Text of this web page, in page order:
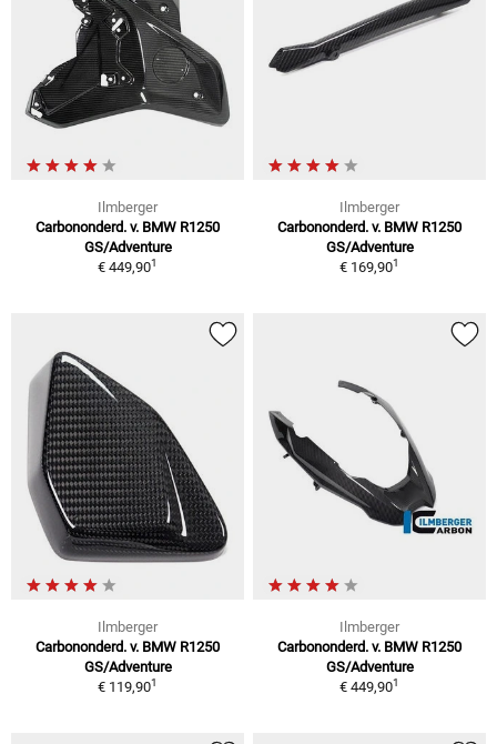
Ilmberger
Carbononderd. v. BMW R1250
GS/Adventure
€ 449,901
Ilmberger
Carbononderd. v. BMW R1250
GS/Adventure
€ 169,901
Ilmberger
Carbononderd. v. BMW R1250
GS/Adventure
€ 119,901
Ilmberger
Carbononderd. v. BMW R1250
GS/Adventure
€ 449,901